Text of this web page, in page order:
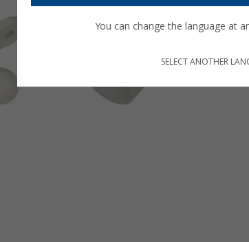
You can change the language at
SELECT ANOTHER